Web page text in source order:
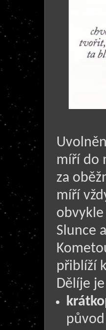
míří do
za
míří
Slunce
přiblíží
Dělíje